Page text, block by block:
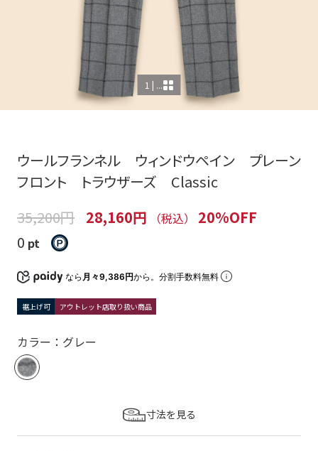
1 | ...
ウールフランネル ウィンドウペイン プレーン
フロント トラウザーズ Classic
35,200円 28,160円 （税込）
20%OFF
0 pt
なら 月々9,386円から。分割手数料無料
裾上げ可 アウトレット店取り扱い商品
カラー：グレー
寸法を見る